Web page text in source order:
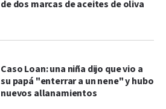
de dos marcas de aceites de oliva
Caso Loan: una niña dijo que vio a
su papá "enterrar a un nene" y hubo
nuevos allanamientos